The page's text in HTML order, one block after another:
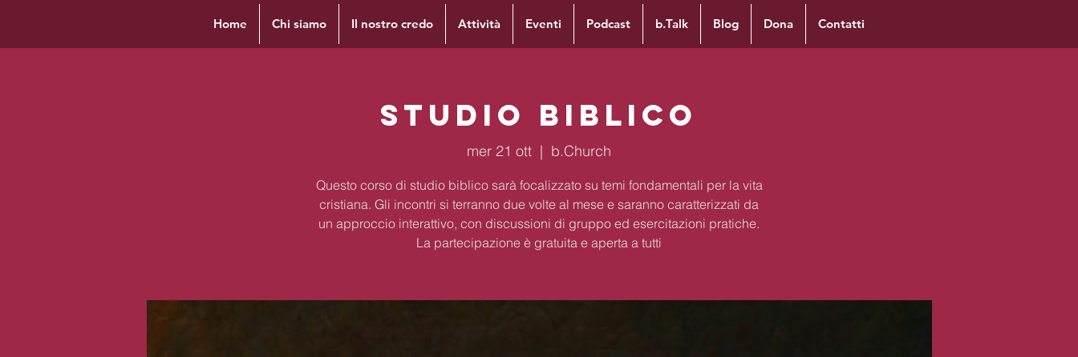
Home Chi siamo Il nostro credo Attività Eventi Podcast b.Talk Blog Dona Contatti
Studio Biblico
mer 21 ott
  |
b.Church
Questo corso di studio biblico sarà focalizzato su temi fondamentali per la vita
cristiana. Gli incontri si terranno due volte al mese e saranno caratterizzati da
un approccio interattivo, con discussioni di gruppo ed esercitazioni pratiche.
La partecipazione è gratuita e aperta a tutti